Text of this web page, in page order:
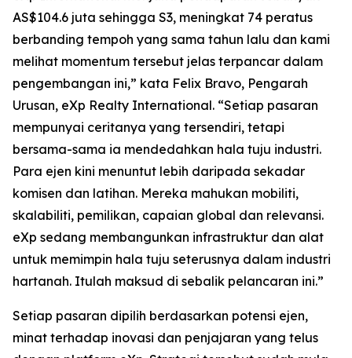
AS$104.6 juta sehingga S3, meningkat 74 peratus
berbanding tempoh yang sama tahun lalu dan kami
melihat momentum tersebut jelas terpancar dalam
pengembangan ini,” kata Felix Bravo, Pengarah
Urusan, eXp Realty International. “Setiap pasaran
mempunyai ceritanya yang tersendiri, tetapi
bersama-sama ia mendedahkan hala tuju industri.
Para ejen kini menuntut lebih daripada sekadar
komisen dan latihan. Mereka mahukan mobiliti,
skalabiliti, pemilikan, capaian global dan relevansi.
eXp sedang membangunkan infrastruktur dan alat
untuk memimpin hala tuju seterusnya dalam industri
hartanah. Itulah maksud di sebalik pelancaran ini.”
Setiap pasaran dipilih berdasarkan potensi ejen,
minat terhadap inovasi dan penjajaran yang telus